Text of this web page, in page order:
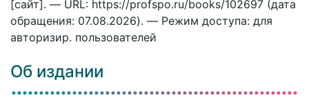
[сайт]. — URL: https://profspo.ru/books/102697 (дата
обращения: 07.08.2026). — Режим доступа: для
авторизир. пользователей
Об издании